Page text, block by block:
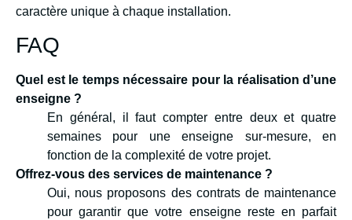
caractère unique à chaque installation.
FAQ
Quel est le temps nécessaire pour la réalisation d’une
enseigne ?
En général, il faut compter entre deux et quatre
semaines pour une enseigne sur-mesure, en
fonction de la complexité de votre projet.
Offrez-vous des services de maintenance ?
Oui, nous proposons des contrats de maintenance
pour garantir que votre enseigne reste en parfait